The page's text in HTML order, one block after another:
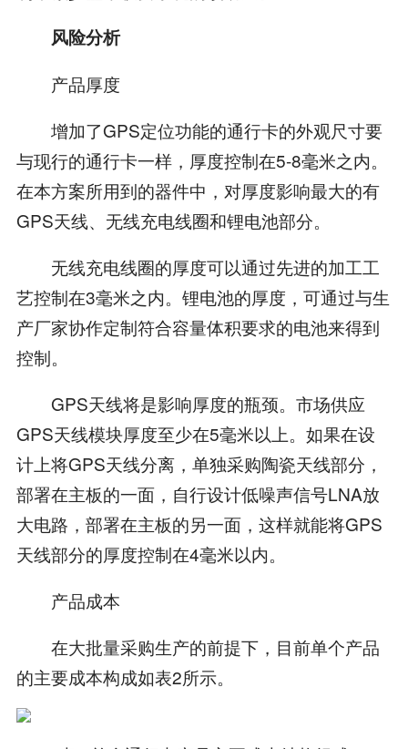
风险分析
产品厚度
增加了GPS定位功能的通行卡的外观尺寸要
与现行的通行卡一样，厚度控制在5-8毫米之内。
在本方案所用到的器件中，对厚度影响最大的有
GPS天线、无线充电线圈和锂电池部分。
无线充电线圈的厚度可以通过先进的加工工
艺控制在3毫米之内。锂电池的厚度，可通过与生
产厂家协作定制符合容量体积要求的电池来得到
控制。
GPS天线将是影响厚度的瓶颈。市场供应
GPS天线模块厚度至少在5毫米以上。如果在设
计上将GPS天线分离，单独采购陶瓷天线部分，
部署在主板的一面，自行设计低噪声信号LNA放
大电路，部署在主板的另一面，这样就能将GPS
天线部分的厚度控制在4毫米以内。
产品成本
在大批量采购生产的前提下，目前单个产品
的主要成本构成如表2所示。